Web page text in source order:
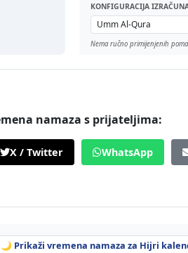
KONFIGURACIJA
Nema ručno primijenjenih
namaza s prijateljima:
X / Twitter WhatsApp
🌙 Prikaži vremena namaza za Hijri